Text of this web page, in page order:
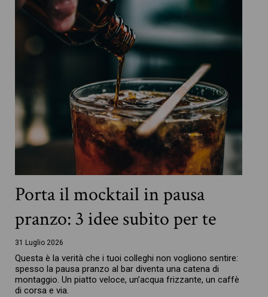
Porta il mocktail in pausa
pranzo: 3 idee subito per te
31 Luglio 2026
Questa è la verità che i tuoi colleghi non vogliono sentire:
spesso la pausa pranzo al bar diventa una catena di
montaggio. Un piatto veloce, un’acqua frizzante, un caffè
di corsa e via.